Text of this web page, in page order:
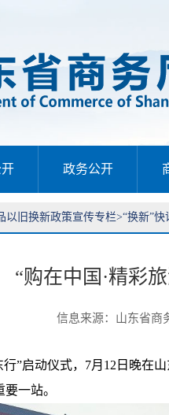
政务公开
以旧换新政策宣传专栏>“换新”快
“购在中国·精彩
信息来源： 山东省商
行”启动仪式，7月12日晚在
一站。